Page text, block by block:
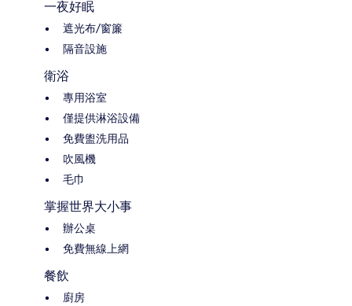
一夜好眠
遮光布/窗簾
隔音設施
衛浴
專用浴室
僅提供淋浴設備
免費盥洗用品
吹風機
毛巾
掌握世界大小事
辦公桌
免費無線上網
餐飲
廚房